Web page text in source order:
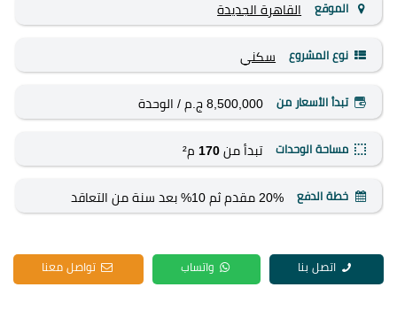
الموقع القاهرة الجديدة
نوع المشروع سكني
تبدأ الأسعار من 8,500,000 ج.م / الوحدة
مساحة الوحدات تبدأ من 170 م²
خطة الدفع
20% مقدم ثم 10% بعد سنة من التعاقد
اتصل بنا واتساب تواصل معنا